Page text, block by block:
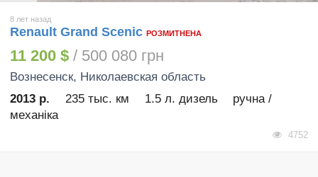
8 лет назад
Renault Grand Scenic РОЗМИТНЕНА
11 200 $ / 500 080 грн
Вознесенск, Николаевская область
2013 р.
235 тыс. км 1.5 л. дизель
ручна /
механіка
4752